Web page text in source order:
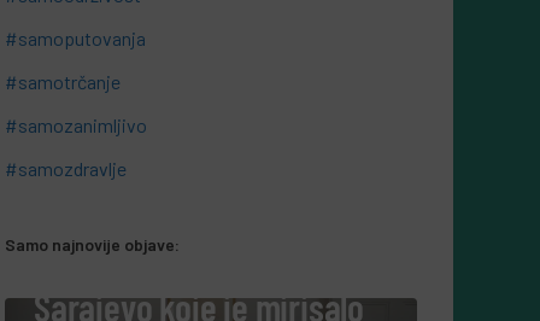
#samoputovanja
#samotrčanje
#samozanimljivo
#samozdravlje
Samo najnovije objave:
je mirisalo
Tako su govorili: